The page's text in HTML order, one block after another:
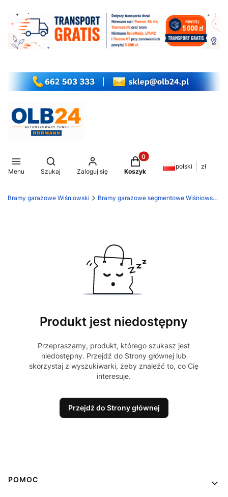
Menu
Otwórz wyszukiwarkę
Szukaj Zaloguj się
Produkty w koszyku: 0.
Koszyk
polski zł
Bramy garażowe Wiśniowski Bramy garażowe segmentowe Wiśniowski Unipro
Produkt jest niedostępny
Przepraszamy, produkt, którego szukasz jest
niedostępny. Przejdź do Strony głównej lub
skorzystaj z wyszukiwarki, żeby znaleźć to, co Cię
interesuje.
Przejdź do Strony głównej
Linki w stopce
POMOC